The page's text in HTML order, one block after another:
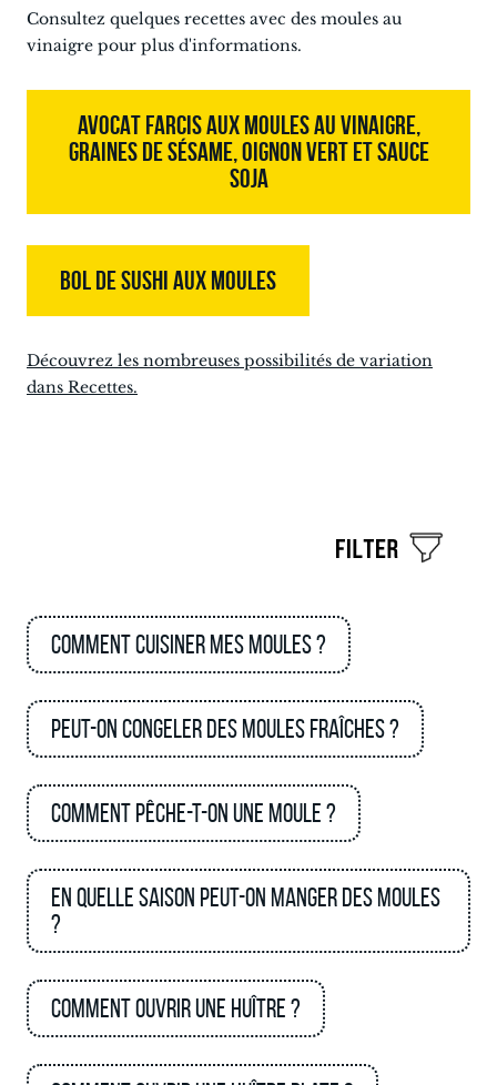
Consultez quelques recettes avec des moules au
vinaigre pour plus d'informations.
AVOCAT FARCIS AUX MOULES AU VINAIGRE,
GRAINES DE SÉSAME, OIGNON VERT ET SAUCE
SOJA
BOL DE SUSHI AUX MOULES
Découvrez les nombreuses possibilités de variation
dans Recettes.
Comment cuisiner mes moules ?
Peut-on congeler des moules fraîches ?
Comment pêche-t-on une moule ?
En quelle saison peut-on manger des moules
?
Comment ouvrir une huître ?